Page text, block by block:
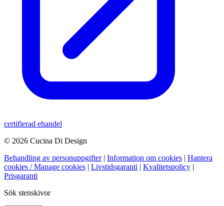
certifierad ehandel
© 2026 Cucina Di Design
Behandling av personuppgifter | Information om cookies | Hantera
cookies / Manage cookies | Livstidsgaranti | Kvalitetspolicy |
Prisgaranti
Sök stenskivor